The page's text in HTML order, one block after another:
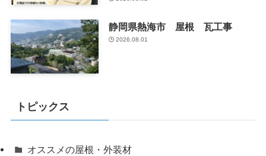
静岡県熱海市 屋根 瓦工事
2026.08.01
トピックス
オススメの屋根・外装材